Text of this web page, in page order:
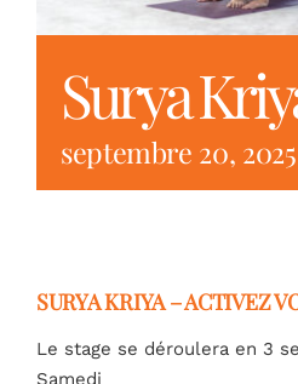
FRSurya
septembre 20,
SURYA KRIYA – ACTIVEZ
Le stage se déroulera en 3
Samedi